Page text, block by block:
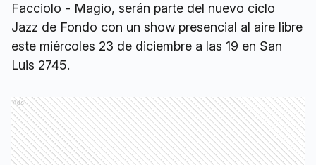
Facciolo - Magio, serán parte del nuevo ciclo
Jazz de Fondo con un show presencial al aire libre
este miércoles 23 de diciembre a las 19 en San
Luis 2745.
Ads